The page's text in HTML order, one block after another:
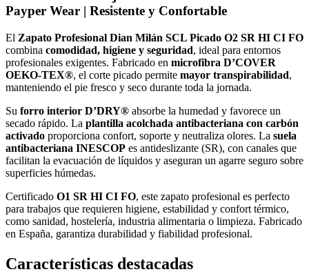
Payper Wear | Resistente y Confortable
El Zapato Profesional Dian Milán SCL Picado O2 SR HI CI FO
combina comodidad, higiene y seguridad, ideal para entornos
profesionales exigentes. Fabricado en microfibra D’COVER
OEKO-TEX®, el corte picado permite mayor transpirabilidad,
manteniendo el pie fresco y seco durante toda la jornada.
Su forro interior D’DRY® absorbe la humedad y favorece un
secado rápido. La plantilla acolchada antibacteriana con carbón
activado proporciona confort, soporte y neutraliza olores. La suela
antibacteriana INESCOP es antideslizante (SR), con canales que
facilitan la evacuación de líquidos y aseguran un agarre seguro sobre
superficies húmedas.
Certificado O1 SR HI CI FO, este zapato profesional es perfecto
para trabajos que requieren higiene, estabilidad y confort térmico,
como sanidad, hostelería, industria alimentaria o limpieza. Fabricado
en España, garantiza durabilidad y fiabilidad profesional.
Características destacadas